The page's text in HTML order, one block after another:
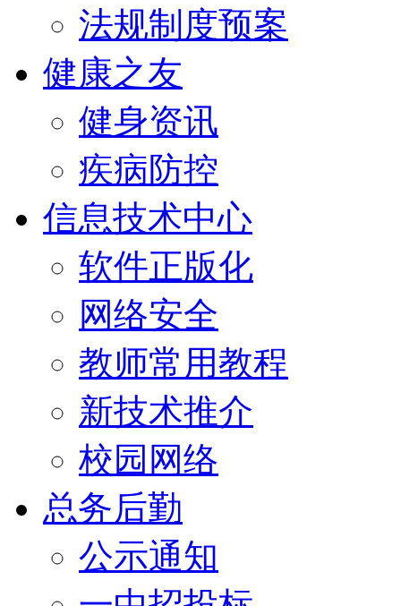
法规制度预案
健康之友
健身资讯
疾病防控
信息技术中心
软件正版化
网络安全
教师常用教程
新技术推介
校园网络
总务后勤
公示通知